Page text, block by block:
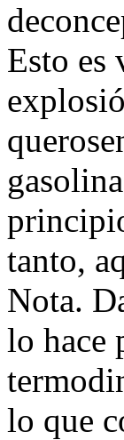
Esto es
tanto,
Nota.
lo hace
lo que